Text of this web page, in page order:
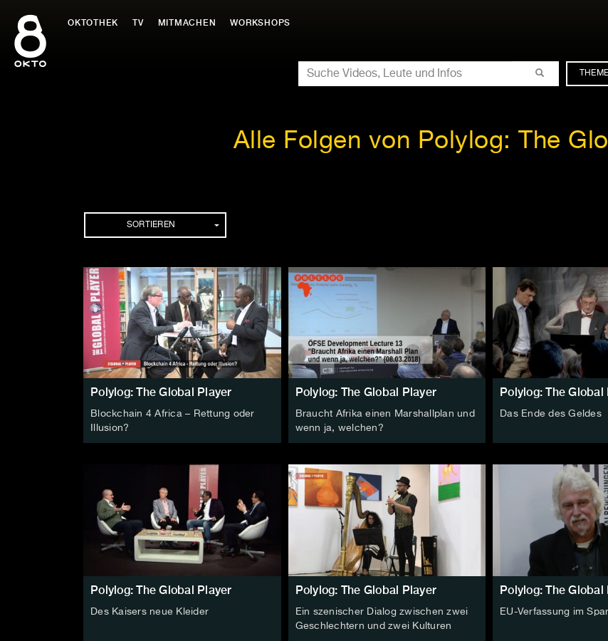
Inhalt
springen
OKTOTHEK TV MITMACHEN WORKSHOPS
SUCHE
Alle Folgen von Polylog: The
Folgen
SORTIEREN
Polylog: The Global Player
Blockchain 4 Africa – Rettung oder
Illusion?
Polylog: The Global Player
Braucht Afrika einen Marshallplan und
wenn ja, welchen?
Polylog: The Global
Das Ende des Geldes
Polylog: The Global Player
Des Kaisers neue Kleider
Polylog: The Global Player
Ein szenischer Dialog zwischen zwei
Geschlechtern und zwei Kulturen
Polylog: The Global
EU-Verfassung im